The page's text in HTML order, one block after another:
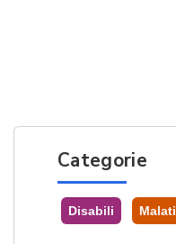
Categorie
Disabili Malati